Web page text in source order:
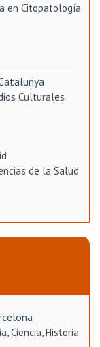
en Citopatología
Culturales
de la Salud
Ciencia, Historia